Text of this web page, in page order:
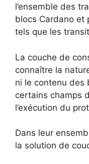
l’ensemble des
blocs Cardano et
tels que les
La couche de
connaître la
ni le contenu des
certains champs
l’exécution du
Dans leur
la solution de